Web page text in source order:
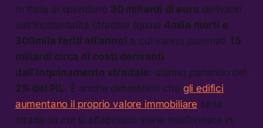
In Italia si spendono 30 miliardi di euro derivanti
dall’incidentalità stradale (quasi 4mila morti e
300mila feriti all’anno) a cui vanno sommati 15
miliardi circa di costi derivanti
dall’inquinamento stradale: stiamo parlando del
2% del PIL. È anche dimostrato che gli edifici
aumentano il proprio valore immobiliare se la
strada su cui si affacciano viene trasformata in